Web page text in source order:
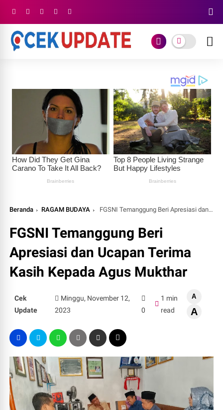
Beranda RAGAM BUDAYA FGSNI Temanggung Beri Apresiasi dan Ucapan Terima Kasih Kepada Agus Mukthar
FGSNI Temanggung Beri
Apresiasi dan Ucapan Terima
Kasih Kepada Agus Mukthar
Cek
Update
Minggu, November 12,
2023
0
1 min
read
A
A